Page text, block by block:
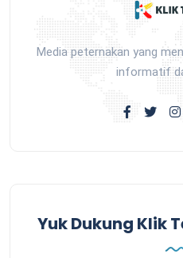
Media peternakan yang
informatif
Yuk Dukung Klik